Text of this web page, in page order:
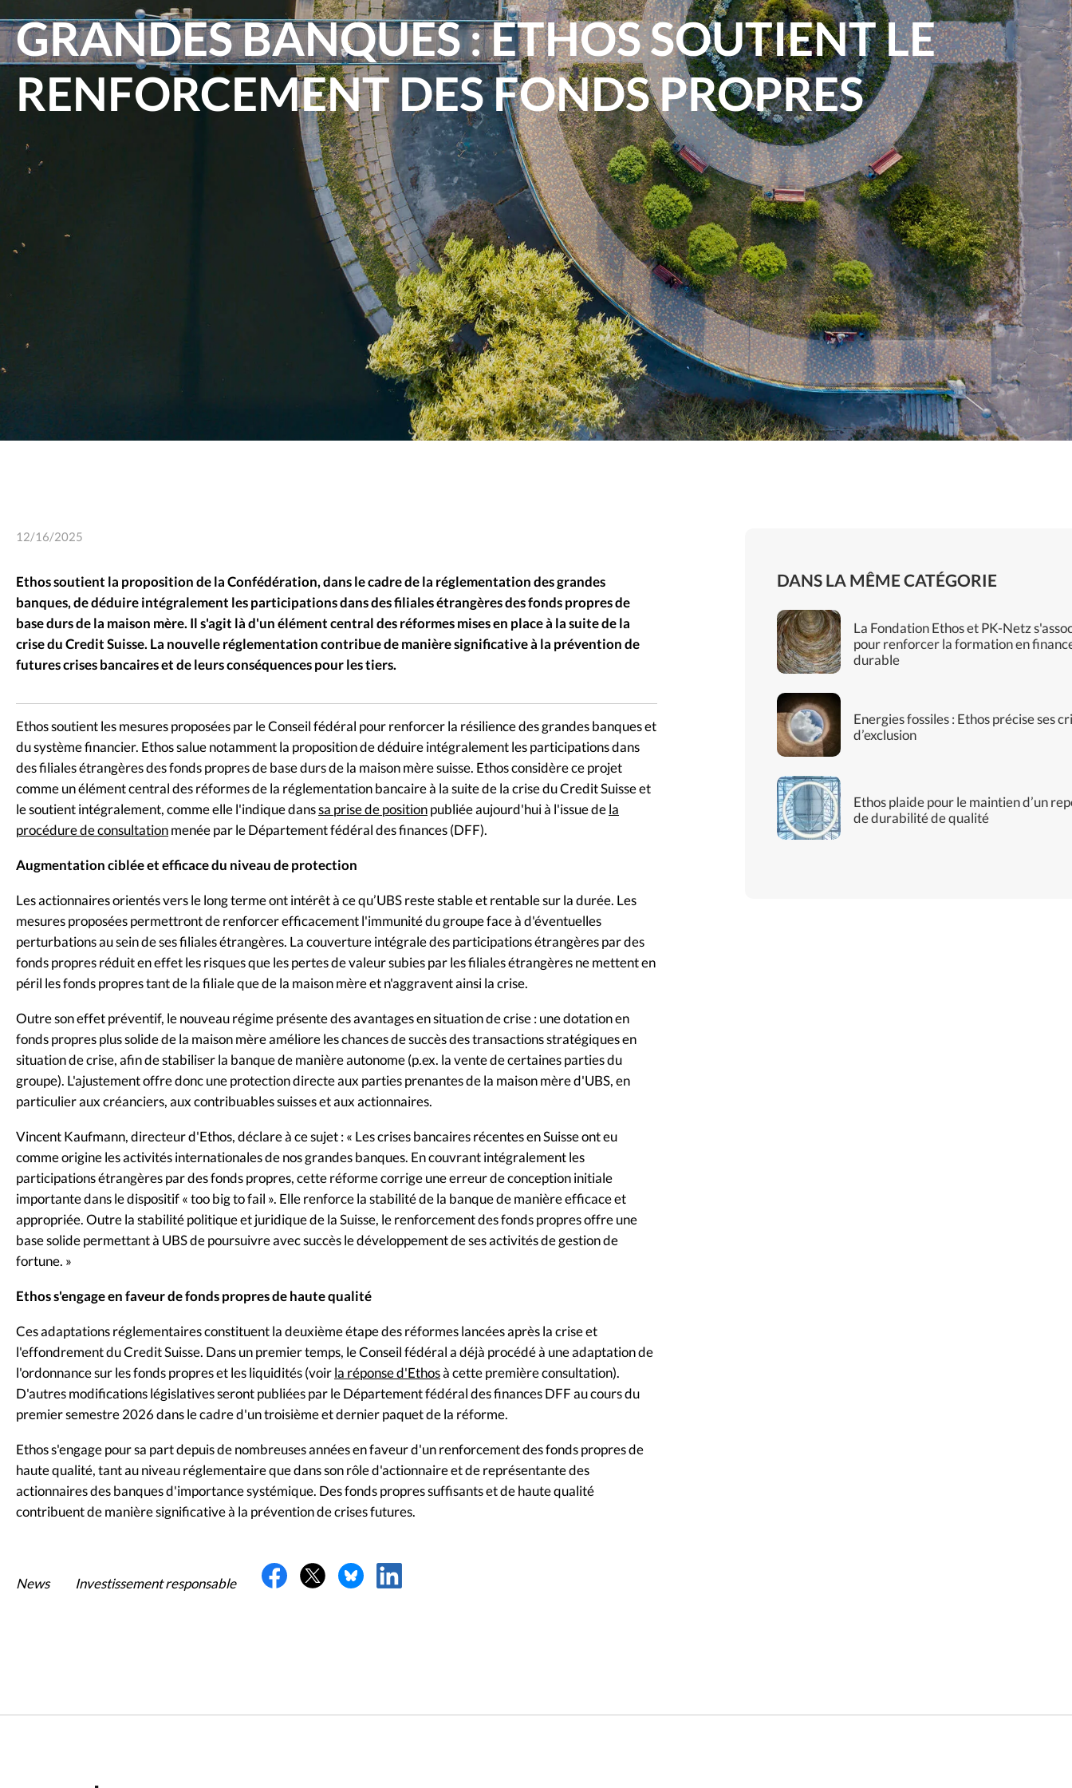
GRANDES BANQUES : ETHOS SOUTIENT LE
RENFORCEMENT DES FONDS PROPRES
12/16/2025
Ethos soutient la proposition de la Confédération, dans le cadre de la réglementation des grandes
banques, de déduire intégralement les participations dans des filiales étrangères des fonds propres de
base durs de la maison mère. Il s'agit là d'un élément central des réformes mises en place à la suite de la
crise du Credit Suisse. La nouvelle réglementation contribue de manière significative à la prévention de
futures crises bancaires et de leurs conséquences pour les tiers.
Ethos soutient les mesures proposées par le Conseil fédéral pour renforcer la résilience des grandes banques et
du système financier. Ethos salue notamment la proposition de déduire intégralement les participations dans
des filiales étrangères des fonds propres de base durs de la maison mère suisse. Ethos considère ce projet
comme un élément central des réformes de la réglementation bancaire à la suite de la crise du Credit Suisse et
le soutient intégralement, comme elle l'indique danssa prise de position publiée aujourd'hui à l'issue de la
procédure de consultation menée par le Département fédéral des finances (DFF).
Augmentation ciblée et efficace du niveau de protection
Les actionnaires orientés vers le long terme ont intérêt à ce qu’UBS reste stable et rentable sur la durée. Les
mesures proposées permettront de renforcer efficacement l'immunité du groupe face à d'éventuelles
perturbations au sein de ses filiales étrangères. La couverture intégrale des participations étrangères par des
fonds propres réduit en effet les risques que les pertes de valeur subies par les filiales étrangères ne mettent en
péril les fonds propres tant de la filiale que de la maison mère et n'aggravent ainsi la crise.
Outre son effet préventif, le nouveau régime présente des avantages en situation de crise : une dotation en
fonds propres plus solide de la maison mère améliore les chances de succès des transactions stratégiques en
situation de crise, afin de stabiliser la banque de manière autonome (p.ex. la vente de certaines parties du
groupe). L'ajustement offre donc une protection directe aux parties prenantes de la maison mère d'UBS, en
particulier aux créanciers, aux contribuables suisses et aux actionnaires.
Vincent Kaufmann, directeur d'Ethos, déclare à ce sujet : « Les crises bancaires récentes en Suisse ont eu
comme origine les activités internationales de nos grandes banques. En couvrant intégralement les
participations étrangères par des fonds propres, cette réforme corrige une erreur de conception initiale
importante dans le dispositif « too big to fail ». Elle renforce la stabilité de la banque de manière efficace et
appropriée. Outre la stabilité politique et juridique de la Suisse, le renforcement des fonds propres offre une
base solide permettant à UBS de poursuivre avec succès le développement de ses activités de gestion de
fortune. »
Ethos s'engage en faveur de fonds propres de haute qualité
Ces adaptations réglementaires constituent la deuxième étape des réformes lancées après la crise et
l'effondrement du Credit Suisse. Dans un premier temps, le Conseil fédéral a déjà procédé à une adaptation de
l'ordonnance sur les fonds propres et les liquidités (voir la réponse d'Ethosà cette première consultation).
D'autres modifications législatives seront publiées par le Département fédéral des finances DFF au cours du
premier semestre 2026 dans le cadre d'un troisième et dernier paquet de la réforme.
Ethos s'engage pour sa part depuis de nombreuses années en faveur d'un renforcement des fonds propres de
haute qualité, tant au niveau réglementaire que dans son rôle d'actionnaire et de représentante des
actionnaires des banques d'importance systémique. Des fonds propres suffisants et de haute qualité
contribuent de manière significative à la prévention de crises futures.
News Investissement responsable
DANS LA MÊME CATÉGORIE
La Fondation Ethos et PK-Netz
pour renforcer la formation en
durable
Energies fossiles : Ethos précise ses
d’exclusion
Ethos plaide pour le maintien d’un
de durabilité de qualité